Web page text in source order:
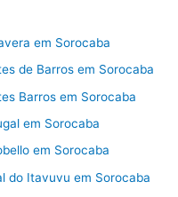
em Sorocaba
de Barros em Sorocaba
Barros em Sorocaba
em Sorocaba
em Sorocaba
do Itavuvu em Sorocaba